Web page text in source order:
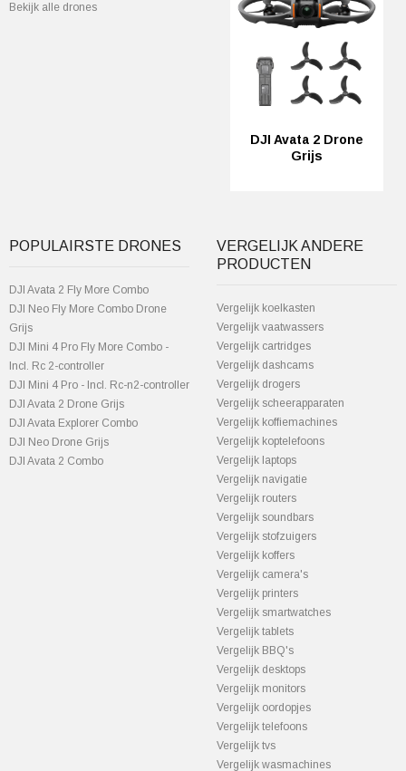
Bekijk alle drones
DJI Avata 2 Drone
Grijs
POPULAIRSTE DRONES
DJI Avata 2 Fly More Combo
DJI Neo Fly More Combo Drone
Grijs
DJI Mini 4 Pro Fly More Combo -
Incl. Rc 2-controller
DJI Mini 4 Pro - Incl. Rc-n2-controller
DJI Avata 2 Drone Grijs
DJI Avata Explorer Combo
DJI Neo Drone Grijs
DJI Avata 2 Combo
VERGELIJK ANDERE
PRODUCTEN
Vergelijk koelkasten
Vergelijk vaatwassers
Vergelijk cartridges
Vergelijk dashcams
Vergelijk drogers
Vergelijk scheerapparaten
Vergelijk koffiemachines
Vergelijk koptelefoons
Vergelijk laptops
Vergelijk navigatie
Vergelijk routers
Vergelijk soundbars
Vergelijk stofzuigers
Vergelijk koffers
Vergelijk camera's
Vergelijk printers
Vergelijk smartwatches
Vergelijk tablets
Vergelijk BBQ's
Vergelijk desktops
Vergelijk monitors
Vergelijk oordopjes
Vergelijk telefoons
Vergelijk tvs
Vergelijk wasmachines